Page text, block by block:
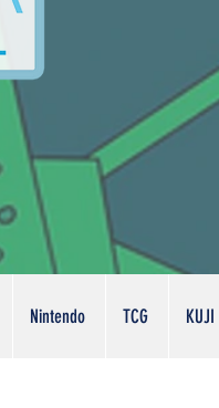
Nintendo TCG KUJI